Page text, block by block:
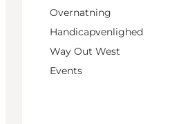
Overnatning
Handicapvenlighed
Way Out West
Events